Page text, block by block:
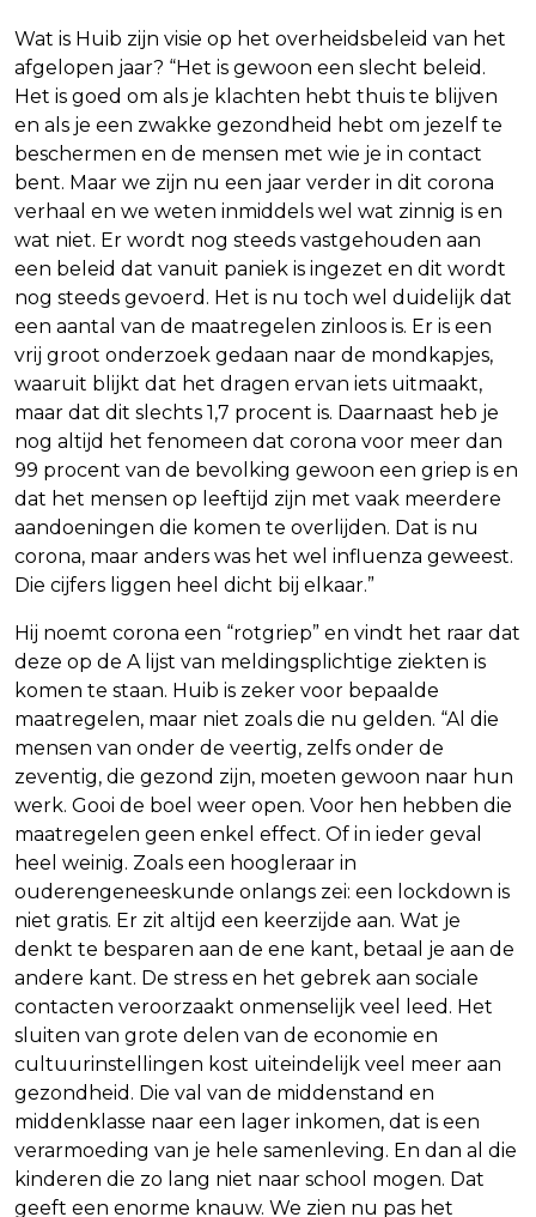
Wat is Huib zijn visie op het overheidsbeleid van het
afgelopen jaar? “Het is gewoon een slecht beleid.
Het is goed om als je klachten hebt thuis te blijven
en als je een zwakke gezondheid hebt om jezelf te
beschermen en de mensen met wie je in contact
bent. Maar we zijn nu een jaar verder in dit corona
verhaal en we weten inmiddels wel wat zinnig is en
wat niet. Er wordt nog steeds vastgehouden aan
een beleid dat vanuit paniek is ingezet en dit wordt
nog steeds gevoerd. Het is nu toch wel duidelijk dat
een aantal van de maatregelen zinloos is. Er is een
vrij groot onderzoek gedaan naar de mondkapjes,
waaruit blijkt dat het dragen ervan iets uitmaakt,
maar dat dit slechts 1,7 procent is. Daarnaast heb je
nog altijd het fenomeen dat corona voor meer dan
99 procent van de bevolking gewoon een griep is en
dat het mensen op leeftijd zijn met vaak meerdere
aandoeningen die komen te overlijden. Dat is nu
corona, maar anders was het wel influenza geweest.
Die cijfers liggen heel dicht bij elkaar.”
Hij noemt corona een “rotgriep” en vindt het raar dat
deze op de A lijst van meldingsplichtige ziekten is
komen te staan. Huib is zeker voor bepaalde
maatregelen, maar niet zoals die nu gelden. “Al die
mensen van onder de veertig, zelfs onder de
zeventig, die gezond zijn, moeten gewoon naar hun
werk. Gooi de boel weer open. Voor hen hebben die
maatregelen geen enkel effect. Of in ieder geval
heel weinig. Zoals een hoogleraar in
ouderengeneeskunde onlangs zei: een lockdown is
niet gratis. Er zit altijd een keerzijde aan. Wat je
denkt te besparen aan de ene kant, betaal je aan de
andere kant. De stress en het gebrek aan sociale
contacten veroorzaakt onmenselijk veel leed. Het
sluiten van grote delen van de economie en
cultuurinstellingen kost uiteindelijk veel meer aan
gezondheid. Die val van de middenstand en
middenklasse naar een lager inkomen, dat is een
verarmoeding van je hele samenleving. En dan al die
kinderen die zo lang niet naar school mogen. Dat
geeft een enorme knauw. We zien nu pas het